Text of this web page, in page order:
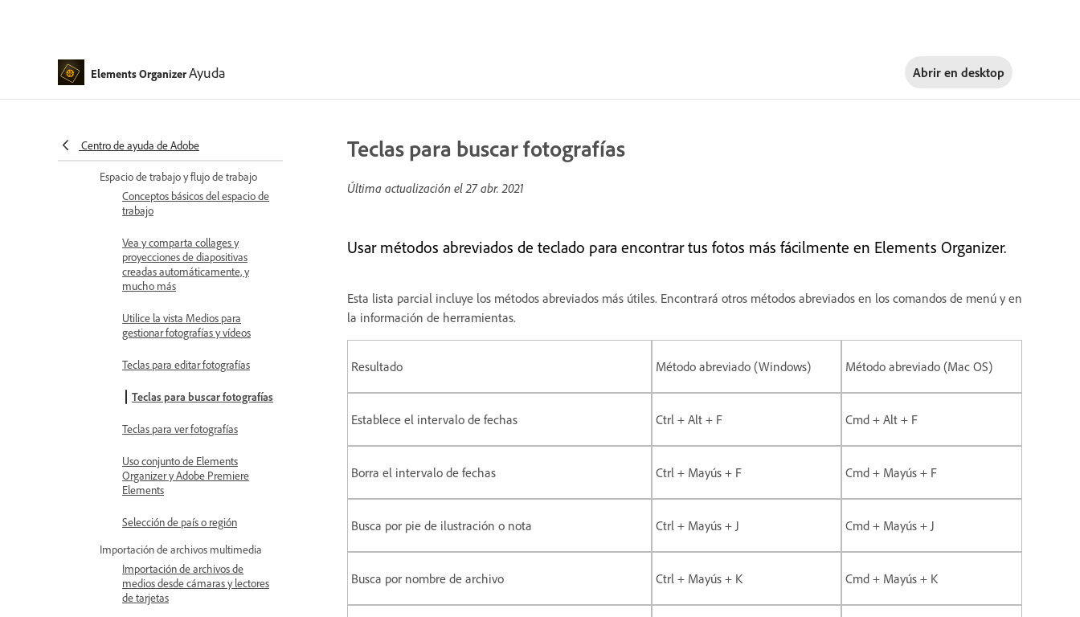
Elements OrganizerAyuda Abrir en desktop
Centro de ayuda de Adobe
Importación de medios de forma
Elements
Espacio de trabajo y flujo de trabajo
Conceptos básicos del espacio de
trabajo
Vea y comparta collages y
proyecciones de diapositivas
creadas automáticamente, y
mucho más
Utilice la vista Medios para
gestionar fotografías y vídeos
Teclas para editar fotografías
Teclas para buscar fotografías
Teclas para ver fotografías
Uso conjunto de Elements
Organizer y Adobe Premiere
Elements
Selección de país o región
Importación de archivos multimedia
Importación de archivos de
medios desde cámaras y lectores
de tarjetas
Teclas para buscar fotografías
Última actualización el27 abr. 2021
Usar métodos abreviados de teclado para encontrar tus fotos más fácilmente en Elements Organizer.
Esta lista parcial incluye los métodos abreviados más útiles. Encontrará otros métodos abreviados en los comandos de menú y en
la información de herramientas.
Resultado Método abreviado (Windows) Método abreviado (Mac OS)
Establece el intervalo de fechas Ctrl + Alt + F Cmd + Alt + F
Borra el intervalo de fechas Ctrl + Mayús + F Cmd + Mayús + F
Busca por pie de ilustración o nota Ctrl + Mayús + J Cmd + Mayús + J
Busca por nombre de archivo Ctrl + Mayús + K Cmd + Mayús + K